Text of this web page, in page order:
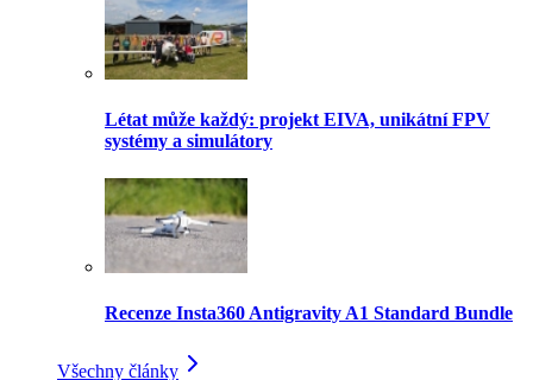
Létat může každý: projekt EIVA, unikátní FPV
systémy a simulátory
Recenze Insta360 Antigravity A1 Standard Bundle
Všechny články